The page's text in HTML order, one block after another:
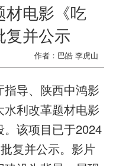
材电影《吃
复并公示
作者：巴皓 李虎山
导、陕西中鸿影
利改革题材电影
。该项目已于2024
复并公示。影片